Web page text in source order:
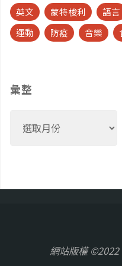
逛
英文
蒙特梭利 語言
運動
防疫 音樂
彙整
網站版權 ©2022